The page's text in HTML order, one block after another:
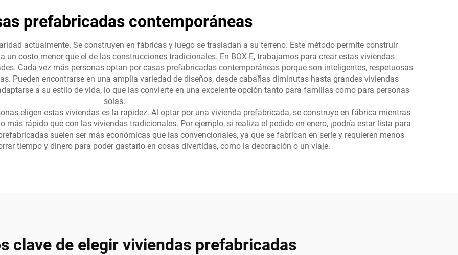
prefabricadas contemporáneas
actualmente. Se construyen en fábricas y luego se trasladan a su terreno. Este método permite construir
un costo menor que el de las construcciones tradicionales. En BOX-E, trabajamos para crear estas viviendas
Cada vez más personas optan por casas prefabricadas contemporáneas porque son inteligentes, respetuosas
Pueden encontrarse en una amplia variedad de diseños, desde cabañas diminutas hasta grandes viviendas
a su estilo de vida, lo que las convierte en una excelente opción tanto para familias como para personas
solas.
eligen estas viviendas es la rapidez. Al optar por una vivienda prefabricada, se construye en fábrica mientras
más rápido que con las viviendas tradicionales. Por ejemplo, si realiza el pedido en enero, ¡podría estar lista para
suelen ser más económicas que las convencionales, ya que se fabrican en serie y requieren menos
tiempo y dinero para poder gastarlo en cosas divertidas, como la decoración o un viaje.
clave de elegir viviendas prefabricadas